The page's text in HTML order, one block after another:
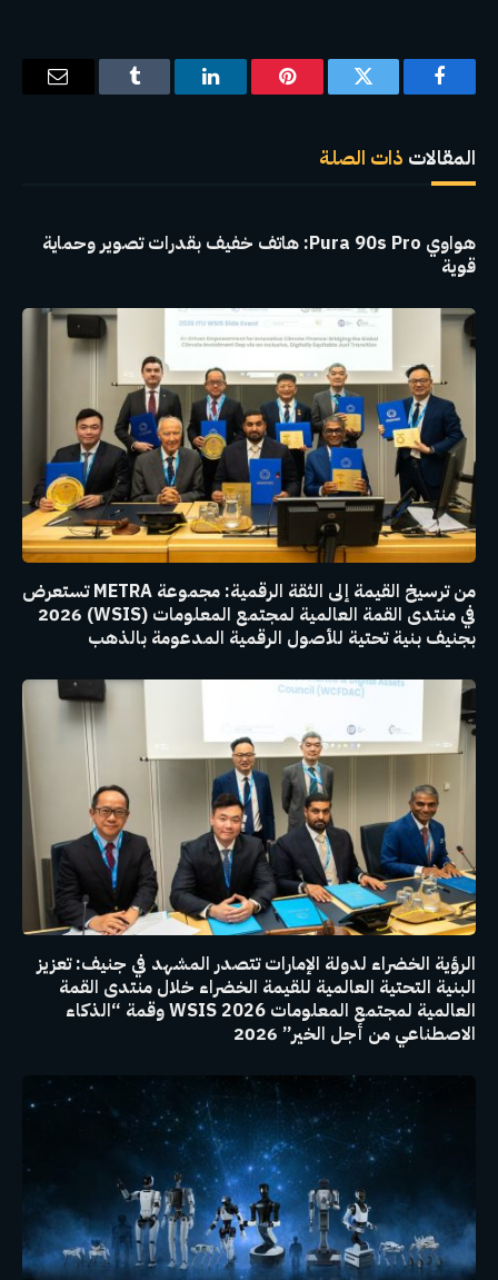
فيسبوك تويتر بينتيريستلينكدإن Tumblr
البريد
المقالات ذات الصلة
هواوي Pura 90s Pro: هاتف خفيف بقدرات تصوير وحماية
قوية
من ترسيخ القيمة إلى الثقة الرقمية: مجموعة METRA تستعرض
في منتدى القمة العالمية لمجتمع المعلومات (WSIS) 2026
بجنيف بنية تحتية للأصول الرقمية المدعومة بالذهب
الرؤية الخضراء لدولة الإمارات تتصدر المشهد في جنيف: تعزيز
البنية التحتية العالمية للقيمة الخضراء خلال منتدى القمة
العالمية لمجتمع المعلومات WSIS 2026 وقمة “الذكاء
الاصطناعي من أجل الخير” 2026